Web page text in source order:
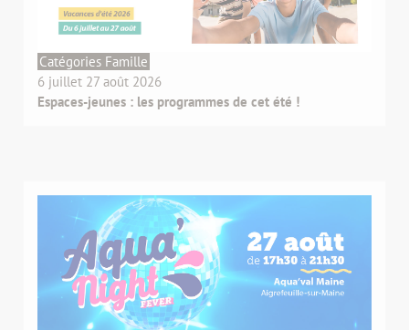
Catégories Famille
6 juillet 27 août 2026
Espaces-jeunes : les programmes de cet été !